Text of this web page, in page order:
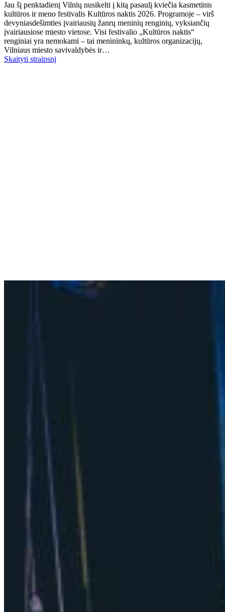
Jau šį penktadienį Vilnių nusikelti į kitą pasaulį kviečia kasmetinis
kultūros ir meno festivalis Kultūros naktis 2026. Programoje – virš
devyniasdešimties įvairiausių žanrų meninių renginių, vyksiančių
įvairiausiose miesto vietose. Visi festivalio „Kultūros naktis“
renginiai yra nemokami – tai menininkų, kultūros organizacijų,
Vilniaus miesto savivaldybės ir…
Skaityti straipsnį